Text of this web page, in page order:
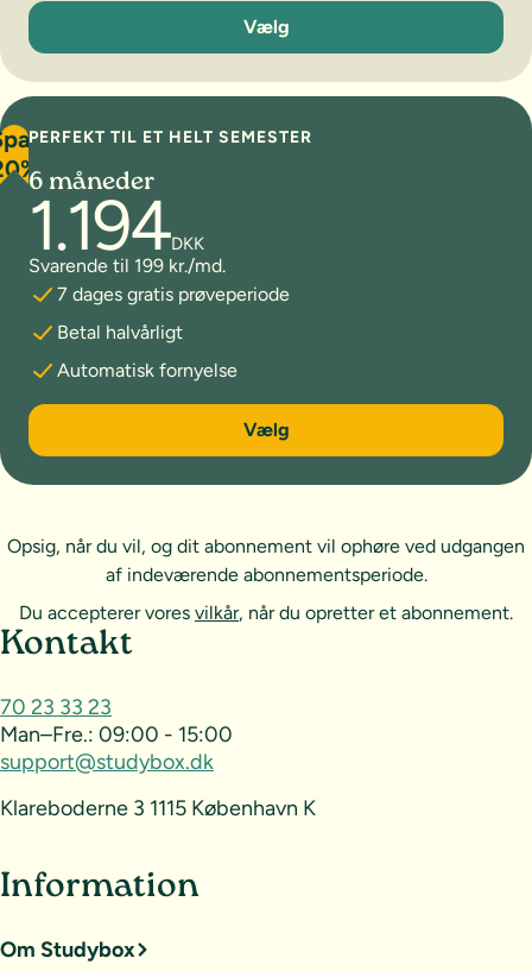
3 måneder
Vælg
PERFEKT TIL ET HELT SEMESTER
6 måneder
1.194DKK
Svarende til 199 kr./md.
7 dages gratis prøveperiode
Betal halvårligt
Automatisk fornyelse
6 måneder
Vælg
Opsig, når du vil, og dit abonnement vil ophøre ved udgangen
af indeværende abonnementsperiode.
Du accepterer vores vilkår, når du opretter et abonnement.
Sideoversigt og kontakt
Kontakt
70 23 33 23
Man–Fre.: 09:00 - 15:00
support@studybox.dk
Klareboderne 3 1115 København K
Information
Om Studybox